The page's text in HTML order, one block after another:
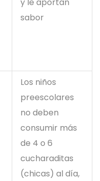
y le aportan
sabor
Los niños
preescolares
no deben
consumir más
de 4 o 6
cucharaditas
(chicas) al día,